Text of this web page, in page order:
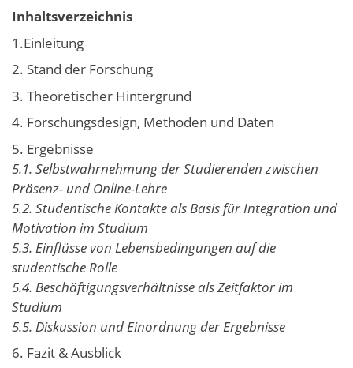
Inhaltsverzeichnis
1.Einleitung
2. Stand der Forschung
3. Theoretischer Hintergrund
4. Forschungsdesign, Methoden und Daten
5. Ergebnisse
5.1. Selbstwahrnehmung der Studierenden zwischen
Präsenz- und Online-Lehre
5.2. Studentische Kontakte als Basis für Integration und
Motivation im Studium
5.3. Einflüsse von Lebensbedingungen auf die
studentische Rolle
5.4. Beschäftigungsverhältnisse als Zeitfaktor im
Studium
5.5. Diskussion und Einordnung der Ergebnisse
6. Fazit & Ausblick